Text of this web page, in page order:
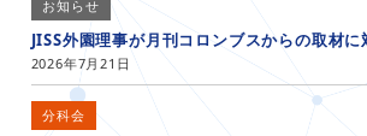
お知らせ
JISS外園理事が月刊コロンブスからの取材に
2026年7月21日
分科会